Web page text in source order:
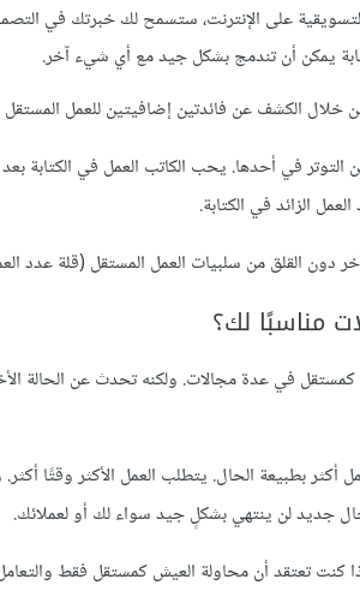
على الإنترنت، ستسمح لك خبرتك في
يمكن أن تندمج بشكل جيد مع أي شيء آخر.
خلال الكشف عن فائدتين إضافيتين للعمل
في أحدها. يحب الكاتب العمل في الكتابة
الزائد في الكتابة.
القلق من سلبيات العمل المستقل (قلة عدد
مناسبًا لك؟
كمستقل في عدة مجالات. ولكنه تحدث عن الحالة
بطبيعة الحال. يتطلب العمل الأكثر وقتًا
جديد لن ينتهي بشكلٍ جيد سواء لك أو لعملائك.
كنت تعتقد أن محاولة العيش كمستقل فقط